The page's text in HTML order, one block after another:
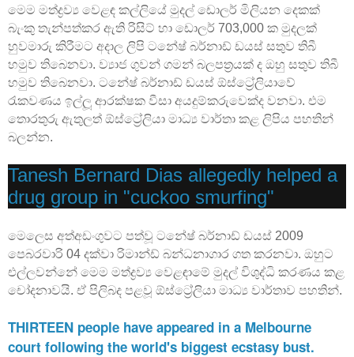
මෙම මත්ද්‍රව්‍ය වෙළඳ කල්ලියේ මුදල් ඩොලර් මිලියන දෙකක්
බැංකු තැන්පත්කර ඇති රිසිට් හා ඩොලර් 703,000 ක මුදලක්
හුවමාරු කිරීමට අදාල ලිපි ටනේෂ් බර්නාඩ් ඩයස් සතුව තිබී
හමුව තිබෙනවා. ව්‍යාජ ගුවන් ගමන් බලපත්‍රයක් ද ඔහු සතුව තිබී
හමුව තිබෙනවා. ටනේෂ් බර්නාඩ් ඩයස් ඕස්ට්‍රේලියාවේ
රැකවණය ඉල්ලූ ආරක්ෂක වීසා අයදුම්කරුවෙක්ද වනවා. එම
තොරතුරු ඇතුලත් ඕස්ට්‍රේලියා මාධ්‍ය වාර්තා කළ ලිපිය පහතින්
බලන්න.
Tanesh Bernard Dias allegedly helped a
drug group in "cuckoo smurfing"
මෙලෙස අත්අඩංගුවට පත්වූ ටනේෂ් බර්නාඩ් ඩයස් 2009
පෙබරවාරි 04 දක්වා රිමාන්ඩ් බන්ධනාගාර ගත කරනවා. ඔහුට
එල්ලවන්නේ මෙම මත්ද්‍රව්‍ය වෙළඳාමේ මුදල් විශුද්ධි කරණය කළ
චෝදනාවයි. ඒ පිලිබද පළවූ ඕස්ට්‍රේලියා මාධ්‍ය වාර්තාව පහතින්.
THIRTEEN people have appeared in a Melbourne
court following the world's biggest ecstasy bust.